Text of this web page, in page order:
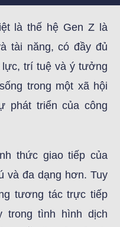
là thế hệ Gen Z là
tài năng, có đầy đủ
trí tuệ và ý tưởng
trong một xã hội
phát triển của công
thức giao tiếp của
và đa dạng hơn. Tuy
tương tác trực tiếp
trong tình hình dịch